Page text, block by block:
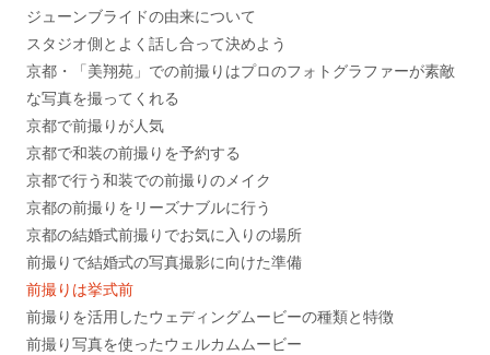
ジューンブライドの由来について
スタジオ側とよく話し合って決めよう
京都・「美翔苑」での前撮りはプロのフォトグラファーが素敵
な写真を撮ってくれる
京都で前撮りが人気
京都で和装の前撮りを予約する
京都で行う和装での前撮りのメイク
京都の前撮りをリーズナブルに行う
京都の結婚式前撮りでお気に入りの場所
前撮りで結婚式の写真撮影に向けた準備
前撮りは挙式前
前撮りを活用したウェディングムービーの種類と特徴
前撮り写真を使ったウェルカムムービー